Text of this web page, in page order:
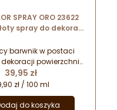
SPRAY ORO 23622
spray do dekoracji
barwnik w postaci
powierzchni
z czekolady,
czy marcepanu.
na bazie alkoholu
zawiera w składzie
Cena
39,95 zł
zł / 100 ml
do koszyka